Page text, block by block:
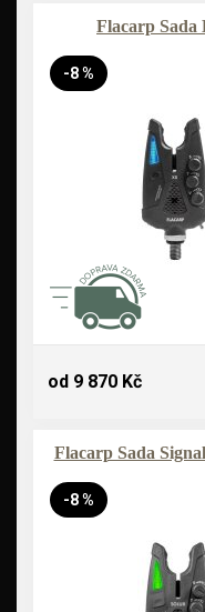
Flacarp Sada
-8 %
od 9 870 Kč
Flacarp Sada
-8 %